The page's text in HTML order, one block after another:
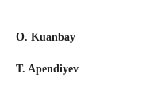
O. Kuanbay
T. Apendiyev